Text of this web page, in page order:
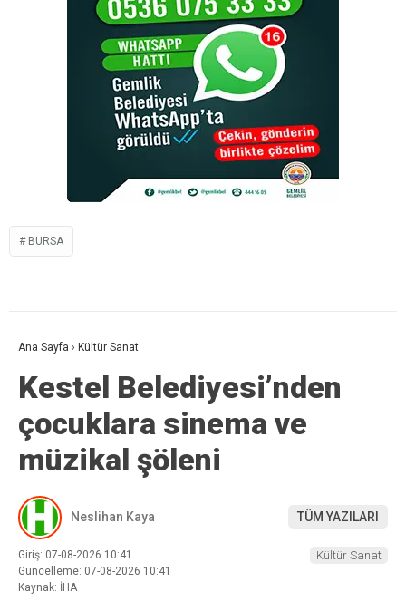
BURSA
Ana Sayfa › Kültür Sanat
Kestel Belediyesi’nden
çocuklara sinema ve
müzikal şöleni
Neslihan Kaya TÜM YAZILARI
Giriş: 07-08-2026 10:41
Güncelleme: 07-08-2026 10:41
Kaynak: İHA
Kültür Sanat